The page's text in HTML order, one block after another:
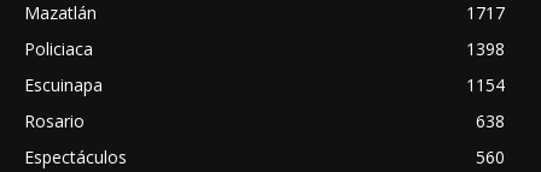
Mazatlán
1717
Policiaca
1398
Escuinapa
1154
Rosario
638
Espectáculos
560